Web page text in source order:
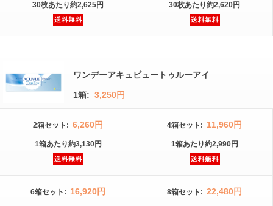
30枚あたり約2,625円 30枚あたり約2,620円
ワンデーアキュビュートゥルーアイ
1箱: 3,250円
2箱セット : 6,260円
1箱あたり約3,130円
4箱セット : 11,960円
1箱あたり約2,990円
6箱セット : 16,920円 8箱セット : 22,480円